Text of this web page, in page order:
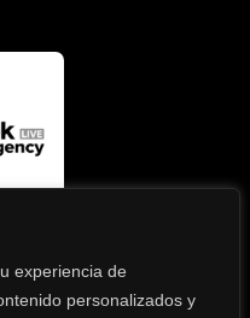
experiencia de
personalizados y